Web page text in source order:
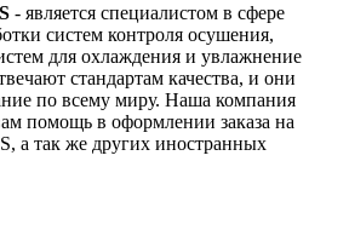
- является специалистом в сфере
систем контроля осушения,
для охлаждения и увлажнение
стандартам качества, и они
по всему миру. Наша компания
помощь в оформлении заказа на
а так же других иностранных